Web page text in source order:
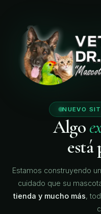
NUEVO
Algo
está
Estamos construyendo
cuidado que su
tienda y mucho más,